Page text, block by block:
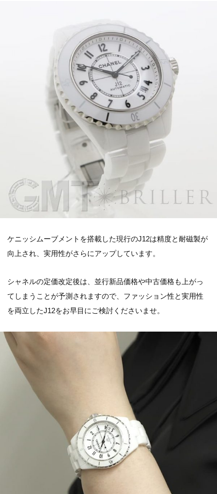
ケニッシムーブメントを搭載した現行のJ12は精度と耐磁製が
向上され、実用性がさらにアップしています。
シャネルの定価改定後は、並行新品価格や中古価格も上がっ
てしまうことが予測されますので、ファッション性と実用性
を両立したJ12をお早目にご検討くださいませ。